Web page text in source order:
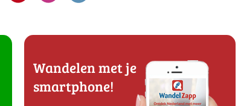
Wandelen met je
smartphone!